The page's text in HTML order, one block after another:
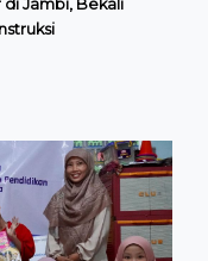
di Jambi, Bekali